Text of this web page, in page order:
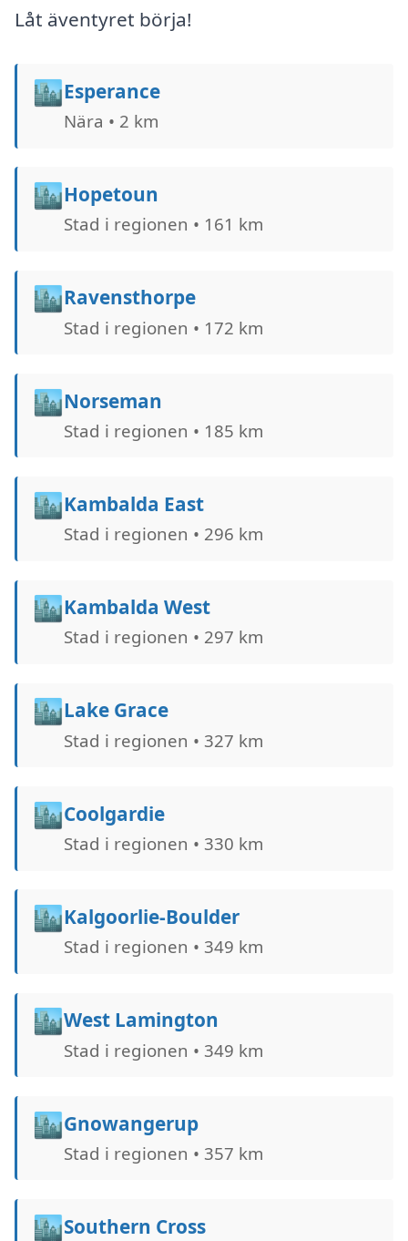
Låt äventyret börja!
🏙️Esperance
Nära • 2 km
🏙️Hopetoun
Stad i regionen • 161 km
🏙️Ravensthorpe
Stad i regionen • 172 km
🏙️Norseman
Stad i regionen • 185 km
🏙️Kambalda East
Stad i regionen • 296 km
🏙️Kambalda West
Stad i regionen • 297 km
🏙️Lake Grace
Stad i regionen • 327 km
🏙️Coolgardie
Stad i regionen • 330 km
🏙️Kalgoorlie-Boulder
Stad i regionen • 349 km
🏙️West Lamington
Stad i regionen • 349 km
🏙️Gnowangerup
Stad i regionen • 357 km
🏙️Southern Cross